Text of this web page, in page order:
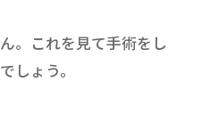
。これを見て手術をし
しょう。